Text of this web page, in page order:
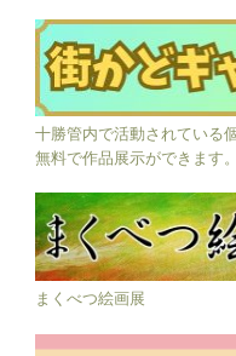
十勝管内で活動されている
無料で作品展示ができます。
まくべつ絵画展